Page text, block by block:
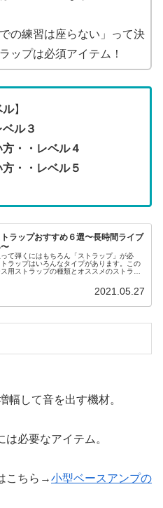
の練習は座らない」って決
ップは必須アイテム！
ル】
ル３
・・レベル４
・・レベル５
ラップおすすめ６選〜長時間ライブ
て弾くにはもちろん「ストラップ」が必
ラップはいろんなタイプがあります。この
用ストラップの種類とオススメのストラッ
2021.05.27
幅して音を出す機材。
必要なアイテム。
こちら→小型ベースアンプの